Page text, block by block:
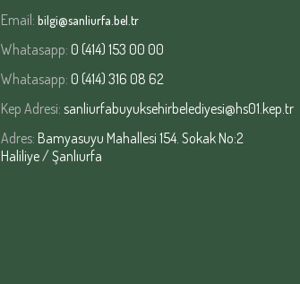
Email: bilgi@sanliurfa.bel.tr
Whatasapp: 0 (414) 153 00 00
Whatasapp: 0 (414) 316 08 62
Kep Adresi: sanliurfabuyuksehirbelediyesi@hs01.kep.tr
Adres: Bamyasuyu Mahallesi 154. Sokak No:2
Haliliye / Şanlıurfa